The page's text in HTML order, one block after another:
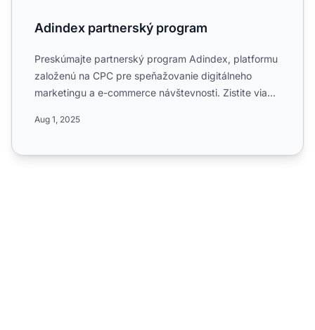
Adindex partnerský program
Preskúmajte partnerský program Adindex, platformu
založenú na CPC pre speňažovanie digitálneho
marketingu a e-commerce návštevnosti. Zistite viac
Aug 1, 2025